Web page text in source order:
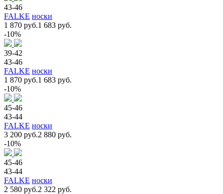
43-46
FALKE носки
1 870 руб.1 683 руб.
-10%
39-42
43-46
FALKE носки
1 870 руб.1 683 руб.
-10%
45-46
43-44
FALKE носки
3 200 руб.2 880 руб.
-10%
45-46
43-44
FALKE носки
2 580 руб.2 322 руб.